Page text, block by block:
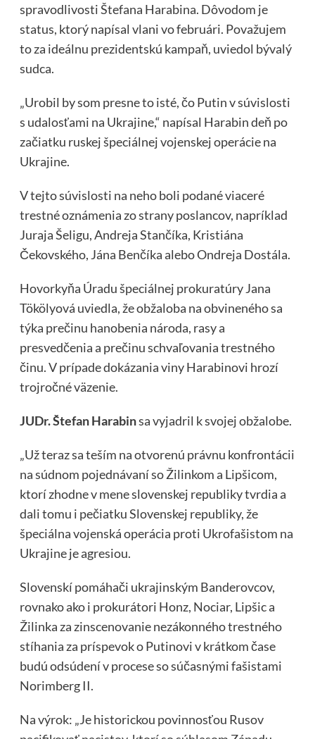
spravodlivosti Štefana Harabina. Dôvodom je
status, ktorý napísal vlani vo februári. Považujem
to za ideálnu prezidentskú kampaň, uviedol bývalý
sudca.
„Urobil by som presne to isté, čo Putin v súvislosti
s udalosťami na Ukrajine,“ napísal Harabin deň po
začiatku ruskej špeciálnej vojenskej operácie na
Ukrajine.
V tejto súvislosti na neho boli podané viaceré
trestné oznámenia zo strany poslancov, napríklad
Juraja Šeligu, Andreja Stančíka, Kristiána
Čekovského, Jána Benčíka alebo Ondreja Dostála.
Hovorkyňa Úradu špeciálnej prokuratúry Jana
Tökölyová uviedla, že obžaloba na obvineného sa
týka prečinu hanobenia národa, rasy a
presvedčenia a prečinu schvaľovania trestného
činu. V prípade dokázania viny Harabinovi hrozí
trojročné väzenie.
JUDr. Štefan Harabinsa vyjadril k svojej obžalobe.
„Už teraz sa teším na otvorenú právnu konfrontácii
na súdnom pojednávaní so Žilinkom a Lipšicom,
ktorí zhodne v mene slovenskej republiky tvrdia a
dali tomu i pečiatku Slovenskej republiky, že
špeciálna vojenská operácia proti Ukrofašistom na
Ukrajine je agresiou.
Slovenskí pomáhači ukrajinským Banderovcov,
rovnako ako i prokurátori Honz, Nociar, Lipšic a
Žilinka za zinscenovanie nezákonného trestného
stíhania za príspevok o Putinovi v krátkom čase
budú odsúdení v procese so súčasnými fašistami
Norimberg II.
Na výrok: „Je historickou povinnosťou Rusov